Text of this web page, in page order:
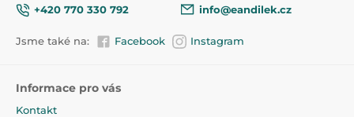
+420 770 330 792
info@eandilek.cz
Jsme také na: Facebook Instagram
Informace pro vás
Kontakt